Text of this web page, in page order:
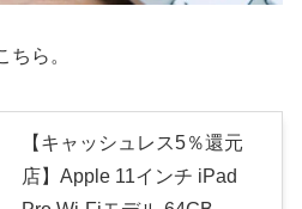
ら。
【キャッシュレス5％還元
店】Apple 11インチ iPad